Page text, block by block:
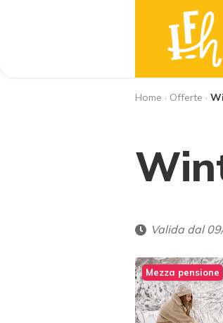
Home · Offerte ·
Valida dal
Mezza pensione